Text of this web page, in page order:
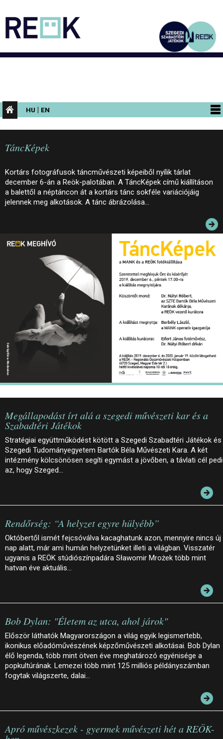
HU | EN
PROGRAMOK
AZ ÉPÜLET
INFORMÁCIÓK
ELÉRHETŐSÉG
PALOTASÉTÁK ÉS VEZETÉSEK
KÖZÉRDEKŰ ADATOK
TáncKépek
Kortárs fotográfusok táncművészeti képeiből nyílik tárlat
december 6-án a Reök-palotában. A TáncKépek című kiállításon
a balettől a néptáncon át a kortárs tánc sokféle variációjáig
jelennek meg alkotások. A tánc ábrázolása…
Megállapodást írt alá a szegedi művészeti kar és a
Szabadtéri Játékok
Stratégiai együttműködést kötött a Szegedi Szabadtéri Játékok és
Szegedi Tudományegyetem Bartók Béla Művészeti Kara. A két
intézmény kölcsönösen segíti egymást a jövőben, a távlati cél
az, hogy Szeged…
Rendőrség: “A helyzet egyre hülyébb”
Októbertől ismét fejcsóválva kacaghatunk azon, mennyire nincs új
nap alatt, már ami humán helyzetünket illeti a világban. Visszatér
ugyanis a REÖK stúdiószínpadára Sławomir Mrożek több mint
hatvan éve aktuális…
Bob Dylan: "Életem az utca, ahol járok"
Először láthatók Magyarországon a világ egyik legismertebb,
ikonikus előadóművészének képzőművészeti alkotásai. Bob Dylan
élő legenda, több mint ötven éve meghatározó egyénisége a
popkultúrának. Lemezei több mint 125 milliós példányszámban
fogytak világszerte, dalai…
Apró művészkezek - gyermek művészeti hét a REÖK-